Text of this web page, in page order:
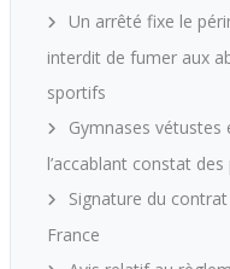
Un arrêté fixe le
interdit de fumer aux
sportifs
Gymnases vétustes
l’accablant constat des
Signature du
France